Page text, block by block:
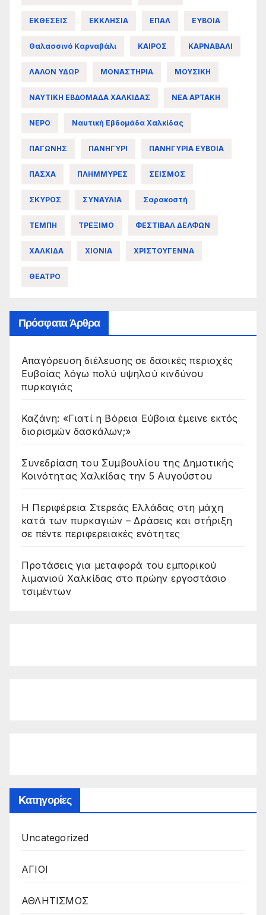
ΕΚΘΕΣΕΙΣ ΕΚΚΛΗΣΙΑ ΕΠΑΛ ΕΥΒΟΙΑ
Θαλασσινό Καρναβάλι ΚΑΙΡΟΣ ΚΑΡΝΑΒΑΛΙ
ΛΑΛΟΝ ΥΔΩΡ ΜΟΝΑΣΤΗΡΙΑ ΜΟΥΣΙΚΗ
ΝΑΥΤΙΚΗ ΕΒΔΟΜΑΔΑ ΧΑΛΚΙΔΑΣ ΝΕΑ ΑΡΤΑΚΗ
ΝΕΡΟ Ναυτική Εβδομάδα Χαλκίδας
ΠΑΓΩΝΗΣ ΠΑΝΗΓΥΡΙ ΠΑΝΗΓΥΡΙΑ ΕΥΒΟΙΑ
ΠΑΣΧΑ ΠΛΗΜΜΥΡΕΣ ΣΕΙΣΜΟΣ
ΣΚΥΡΟΣ ΣΥΝΑΥΛΙΑ Σαρακοστή
ΤΕΜΠΗ ΤΡΕΞΙΜΟ ΦΕΣΤΙΒΑΛ ΔΕΛΦΩΝ
ΧΑΛΚΙΔΑ ΧΙΟΝΙΑ ΧΡΙΣΤΟΥΓΕΝΝΑ
ΘΕΑΤΡΟ
Πρόσφατα Άρθρα
Απαγόρευση διέλευσης σε δασικές περιοχές
Ευβοίας λόγω πολύ υψηλού κινδύνου
πυρκαγιάς
Καζάνη: «Γιατί η Βόρεια Εύβοια έμεινε εκτός
διορισμών δασκάλων;»
Συνεδρίαση του Συμβουλίου της Δημοτικής
Κοινότητας Χαλκίδας την 5 Αυγούστου
Η Περιφέρεια Στερεάς Ελλάδας στη μάχη
κατά των πυρκαγιών – Δράσεις και στήριξη
σε πέντε περιφερειακές ενότητες
Προτάσεις για μεταφορά του εμπορικού
λιμανιού Χαλκίδας στο πρώην εργοστάσιο
τσιμέντων
Kατηγορίες
Uncategorized
ΑΓΙΟΙ
ΑΘΛΗΤΙΣΜΟΣ